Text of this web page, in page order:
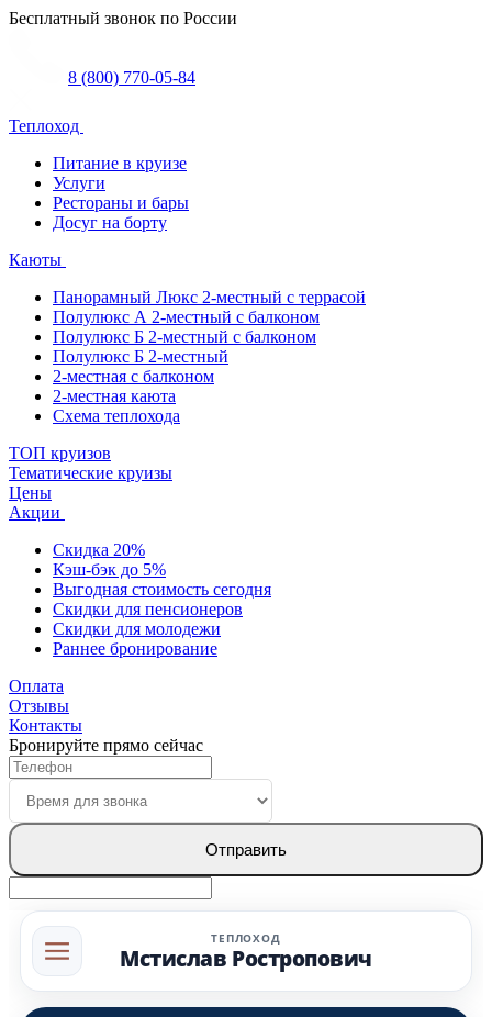
Бесплатный звонок по России
8 (800) 770-05-84
Теплоход
Питание в круизе
Услуги
Рестораны и бары
Досуг на борту
Каюты
Панорамный Люкс 2-местный с террасой
Полулюкс А 2-местный с балконом
Полулюкс Б 2-местный с балконом
Полулюкс Б 2-местный
2-местная с балконом
2-местная каюта
Схема теплохода
ТОП круизов
Тематические круизы
Цены
Акции
Скидка 20%
Кэш-бэк до 5%
Выгодная стоимость сегодня
Скидки для пенсионеров
Скидки для молодежи
Раннее бронирование
Оплата
Отзывы
Контакты
Бронируйте прямо сейчас
Отправить